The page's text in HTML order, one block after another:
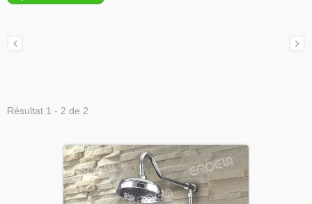
Résultat 1 - 2 de 2